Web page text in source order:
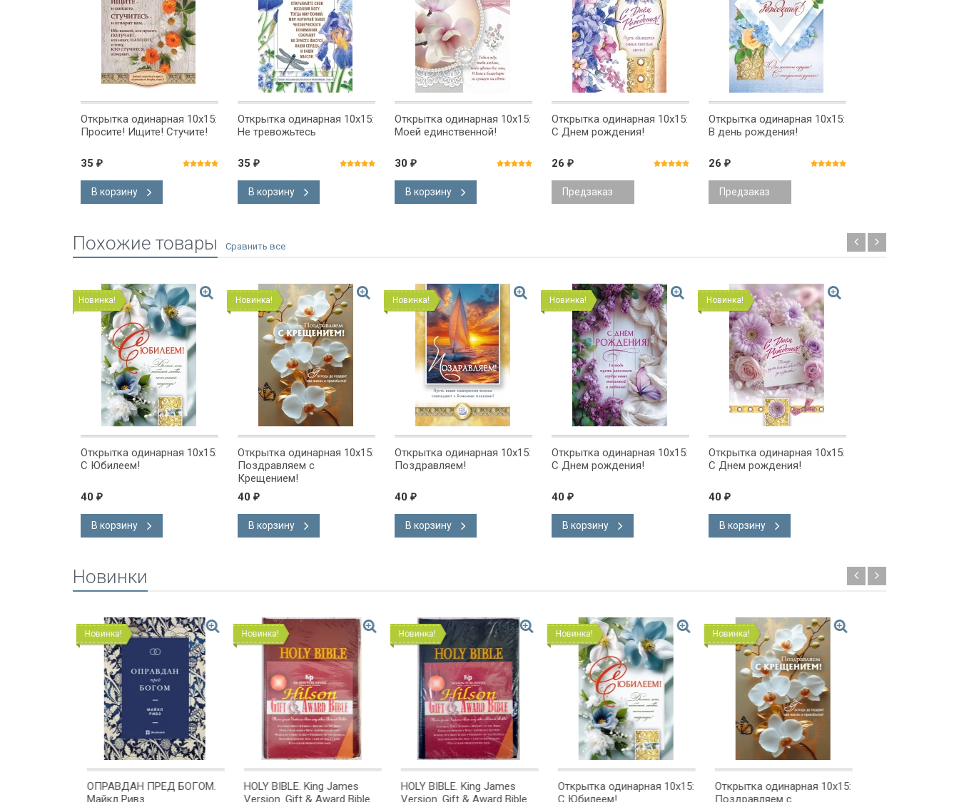
Открытка одинарная 10x15:
Просите! Ищите! Стучите!
35 ₽
В корзину
Открытка одинарная 10x15:
Не тревожьтесь
35 ₽
В корзину
Открытка одинарная 10x15:
Моей единственной!
30 ₽
В корзину
Открытка одинарная 10x15:
С Днем рождения!
26 ₽
Предзаказ
Открытка одинарная 10x15:
В день рождения!
26 ₽
Предзаказ
Похожие товары
Новинка!
Открытка одинарная 10x15:
С Юбилеем!
40 ₽
В корзину
Новинка!
Открытка одинарная 10x15:
Поздравляем с
Крещением!
40 ₽
В корзину
Новинка!
Открытка одинарная 10x15:
Поздравляем!
40 ₽
В корзину
Новинка!
Открытка одинарная 10x15:
С Днем рождения!
40 ₽
В корзину
Новинка!
Открытка одинарная 10x15:
С Днем рождения!
40 ₽
В корзину
Новинки
Новинка!
ОПРАВДАН ПРЕД БОГОМ.
Майкл Ривз
Новинка!
HOLY BIBLE. King James
Version. Gift & Award Bible.
Новинка!
HOLY BIBLE. King James
Version. Gift & Award Bible.
Новинка!
Открытка одинарная 10x15:
С Юбилеем!
Новинка!
Открытка одинарная 10x15:
Поздравляем с